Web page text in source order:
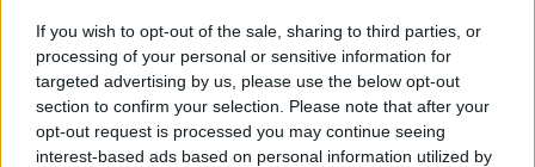
If you wish to opt-out of the sale, sharing to third parties, or
processing of your personal or sensitive information for
targeted advertising by us, please use the below opt-out
section to confirm your selection. Please note that after your
opt-out request is processed you may continue seeing
interest-based ads based on personal information utilized by